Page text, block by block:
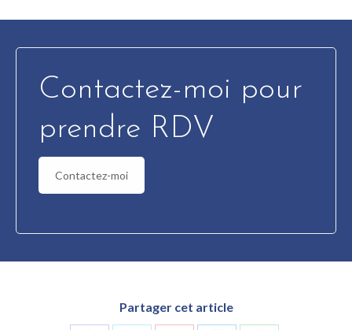
Contactez-moi pour
prendre RDV
Contactez-moi
Partager cet article